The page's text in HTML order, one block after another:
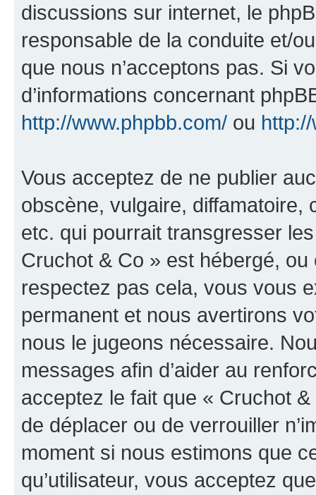
discussions sur internet, le
responsable de la conduite et/
que nous n’acceptons pas. Si
d’informations concernant
http://www.phpbb.com/ ou
Vous acceptez de ne publier
obscène, vulgaire, diffamatoire,
etc. qui pourrait transgresser
Cruchot & Co » est hébergé,
respectez pas cela, vous vous
permanent et nous avertirons
nous le jugeons nécessaire.
messages afin d’aider au
acceptez le fait que « Cruchot
de déplacer ou de verrouiller
moment si nous estimons que
qu’utilisateur, vous acceptez